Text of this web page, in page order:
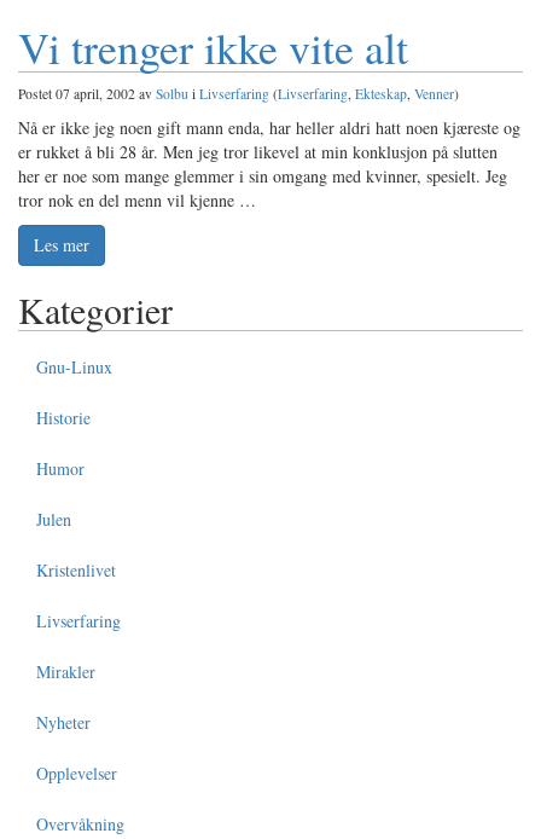
Vi trenger ikke vite alt
Postet 07 april, 2002 av Solbu i Livserfaring (Livserfaring, Ekteskap, Venner)
Nå er ikke jeg noen gift mann enda, har heller aldri hatt noen kjæreste og
er rukket å bli 28 år. Men jeg tror likevel at min konklusjon på slutten
her er noe som mange glemmer i sin omgang med kvinner, spesielt. Jeg
tror nok en del menn vil kjenne …
Les mer
Kategorier
Gnu-Linux
Historie
Humor
Julen
Kristenlivet
Livserfaring
Mirakler
Nyheter
Opplevelser
Overvåkning